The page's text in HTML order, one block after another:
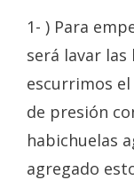
1- ) Para
será lavar las
escurrimos el
de presión
habichuelas
agregado